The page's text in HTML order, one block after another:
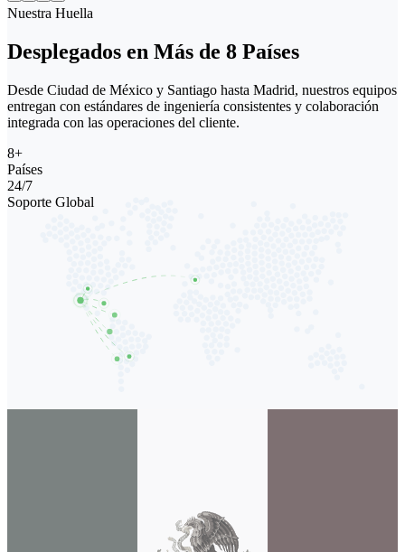
Nuestra Huella
Desplegados en Más de 8 Países
Desde Ciudad de México y Santiago hasta Madrid, nuestros equipos
entregan con estándares de ingeniería consistentes y colaboración
integrada con las operaciones del cliente.
8+
Países
24/7
Soporte Global